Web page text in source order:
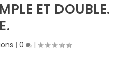
ET DOUBLE.
| 0 |